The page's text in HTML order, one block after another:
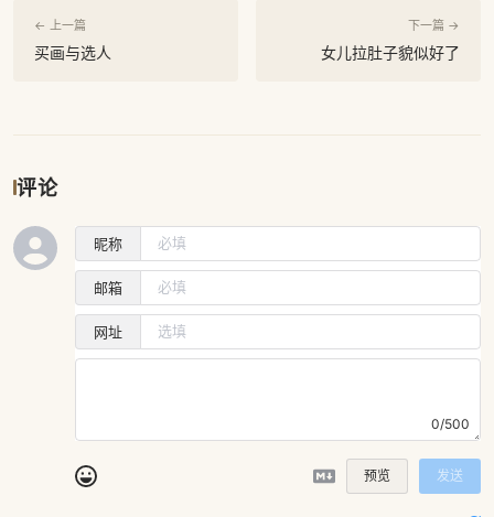
← 上一篇
买画与选人
下一篇 →
女儿拉肚子貌似好了
评论
昵称
邮箱
网址
0/500
预览 发送